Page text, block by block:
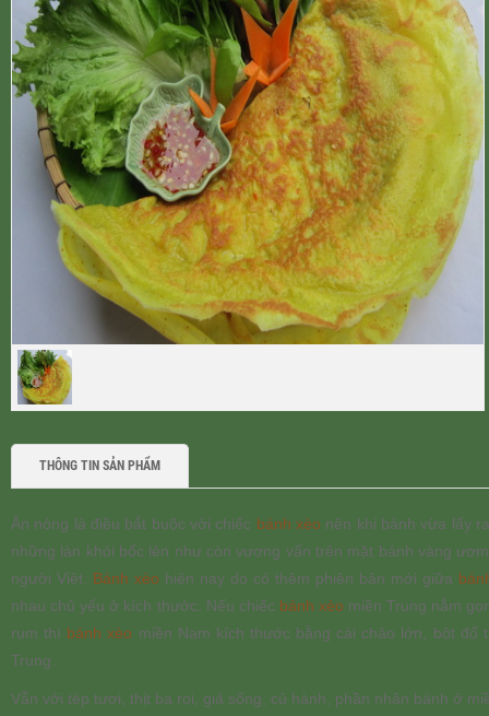
THÔNG TIN SẢN PHẨM
Ăn nóng là điều bắt buộc với chiếc bánh xèo nên khi bánh vừa lấy
những làn khói bốc lên như còn vương vấn trên mặt bánh vàng
người Việt. Bánh xèo hiện nay do có thêm phiên bản mới giữa
nhau chủ yếu ở kích thước. Nếu chiếc bánh xèo miền Trung nằm
rụm thì bánh xèo miền Nam kích thước bằng cái chảo lớn, bột
Trung.
Vẫn với tép tươi, thịt ba rọi, giá sống, củ hành, phần nhân bánh ở